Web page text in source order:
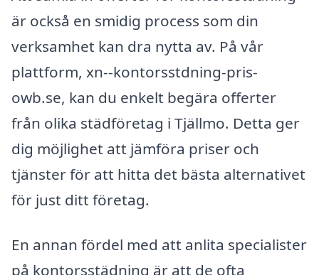
är också en smidig process som din
verksamhet kan dra nytta av. På vår
plattform, xn--kontorsstdning-pris-
owb.se, kan du enkelt begära offerter
från olika städföretag i Tjällmo. Detta ger
dig möjlighet att jämföra priser och
tjänster för att hitta det bästa alternativet
för just ditt företag.
En annan fördel med att anlita specialister
på kontorsstädning är att de ofta